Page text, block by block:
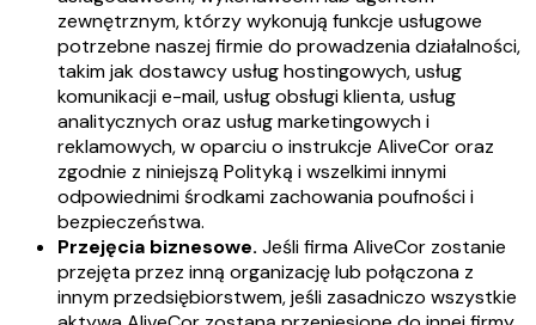
zewnętrznym, którzy wykonują funkcje usługowe
potrzebne naszej firmie do prowadzenia działalności,
takim jak dostawcy usług hostingowych, usług
komunikacji e-mail, usług obsługi klienta, usług
analitycznych oraz usług marketingowych i
reklamowych, w oparciu o instrukcje AliveCor oraz
zgodnie z niniejszą Polityką i wszelkimi innymi
odpowiednimi środkami zachowania poufności i
bezpieczeństwa.
Przejęcia biznesowe. Jeśli firma AliveCor zostanie
przejęta przez inną organizację lub połączona z
innym przedsiębiorstwem, jeśli zasadniczo wszystkie